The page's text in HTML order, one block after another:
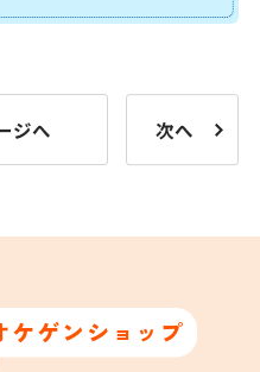
ジへ 次へ
ケゲンショップ